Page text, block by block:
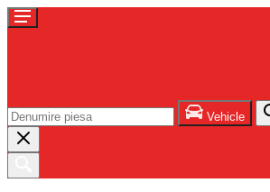
Vehicle